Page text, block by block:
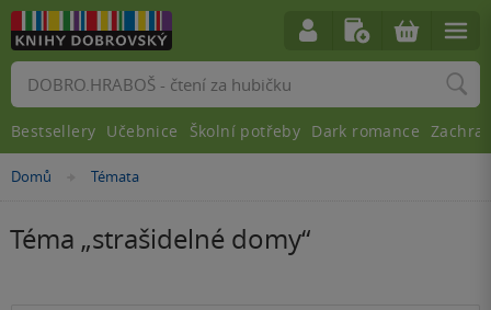
Domů »
Témata
Téma „strašidelné domy“
Vyhledávání
Bestsellery Učebnice Školní potřeby Dark romance